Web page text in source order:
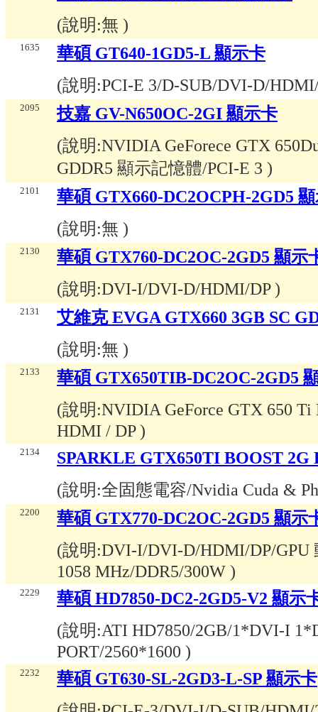
(說明:無 )
1635
華碩 GT640-1GD5-L 顯示卡
(說明:PCI-E 3/D-SUB/DVI-D/
2095
技嘉 GV-N650OC-2GI 顯示卡
(說明:NVIDIA GeForece GTX
GDDR5 顯示記憶體/PCI-E 3 )
2101
華碩 GTX660-DC2OCPH-2GD5
(說明:無 )
2130
華碩 GTX760-DC2OC-2GD5 顯示
(說明:DVI-I/DVI-D/HDMI/DP)
2131
艾維克 EVGA GTX660 3GB SC
(說明:無 )
2133
華碩 GTX650TIB-DC2OC-2GD5
(說明:NVIDIA GeForce GTX 650
HDMI / DP)
2134
SPARKLE GTX650TI BOOST 2G
(說明:全固態電容/Nvidia Cuda &
2200
華碩 GTX770-DC2OC-2GD5 顯示
(說明:DVI-I/DVI-D/HDMI/DP/GPU
1058 MHz/DDR5/300W )
2229
華碩 HD7850-DC2-2GD5-V2 顯示
(說明:ATI HD7850/2GB/1*DVI-I
PORT/2560*1600 )
2232
華碩 GT630-SL-2GD3-L-SP 顯示卡